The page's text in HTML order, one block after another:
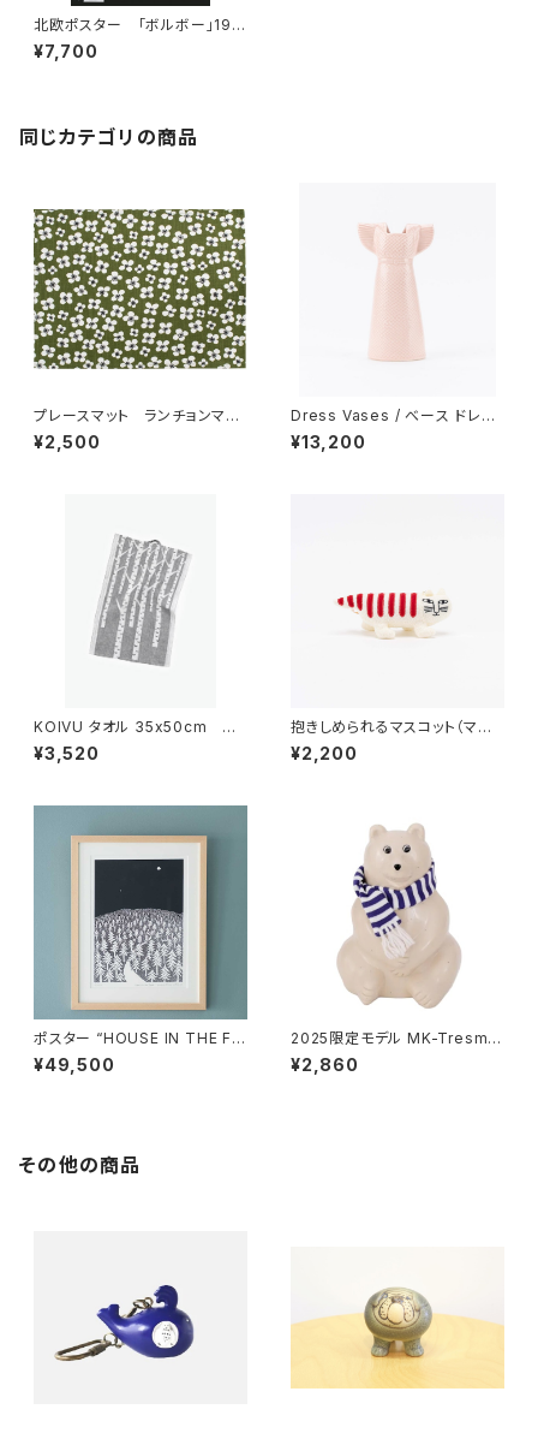
北欧ポスター 「ボルボー」198
0年代 EB
¥7,700
同じカテゴリの商品
プレースマット ランチョンマッ
ト 「ベラミ」 / アルメダール
ス/ALMEDAHLS
¥2,500
Dress Vases / べース ドレス
（ピンク）/ Lisa Larson リ
サ・ラーソン
¥13,200
KOIVU タオル 35x50cm
／ LAPUAN KANKURIT（ラ
プアン カンクリ）
¥3,520
抱きしめられるマスコット（マイ
キー） / Lisa Larson リ
サ・ラーソン
¥2,200
ポスター “HOUSE IN THE FO
REST 26 A3” / ミナ ペルホ
ネン mina perhonen × クリ
¥49,500
2025限定モデル MK-Tresme
r シロクマ貯金箱 マフラー付
き / MK-Tresmer
¥2,860
その他の商品